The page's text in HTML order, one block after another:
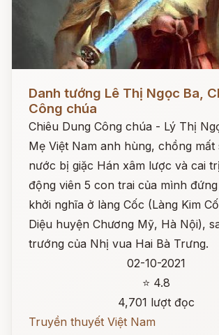
Danh tướng Lê Thị Ngọc Ba,
Công chúa
Chiêu Dung Công chúa - Lý Thị
Mẹ Việt Nam anh hùng, chồng mất
nước bị giặc Hán xâm lược và cai
động viên 5 con trai của mình
khởi nghĩa ở làng Cốc (Làng Kim
Diệu huyện Chương Mỹ, Hà Nội),
trướng của Nhị vua Hai Bà Trưng.
02-10-2021
⭐ 4.8
4,701 lượt đọc
Truyền thuyết Việt Nam